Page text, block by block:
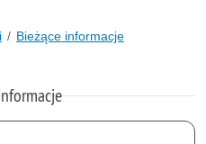
Bieżące informacje